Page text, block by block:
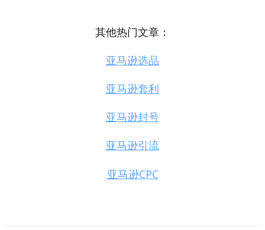
其他热门文章：
亚马逊选品
亚马逊套利
亚马逊封号
亚马逊引流
亚马逊CPC